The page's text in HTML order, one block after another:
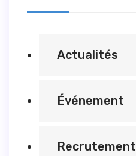
Actualités
Événement
Recrutement